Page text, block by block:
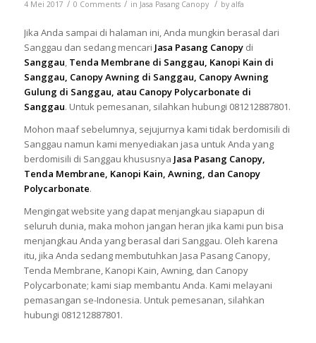
4 Mei 2017 / 0 Comments / in Jasa Pasang Canopy / by alfa
Jika Anda sampai di halaman ini, Anda mungkin berasal dari
Sanggau dan sedang mencari Jasa Pasang Canopy di
Sanggau, Tenda Membrane di Sanggau, Kanopi Kain di
Sanggau, Canopy Awning di Sanggau, Canopy Awning
Gulung di Sanggau, atau Canopy Polycarbonate di
Sanggau. Untuk pemesanan, silahkan hubungi 081212887801.
Mohon maaf sebelumnya, sejujurnya kami tidak berdomisili di
Sanggau namun kami menyediakan jasa untuk Anda yang
berdomisili di Sanggau khususnya Jasa Pasang Canopy,
Tenda Membrane, Kanopi Kain, Awning, dan Canopy
Polycarbonate.
Mengingat website yang dapat menjangkau siapapun di
seluruh dunia, maka mohon jangan heran jika kami pun bisa
menjangkau Anda yang berasal dari Sanggau. Oleh karena
itu, jika Anda sedang membutuhkan Jasa Pasang Canopy,
Tenda Membrane, Kanopi Kain, Awning, dan Canopy
Polycarbonate; kami siap membantu Anda. Kami melayani
pemasangan se-Indonesia. Untuk pemesanan, silahkan
hubungi 081212887801.